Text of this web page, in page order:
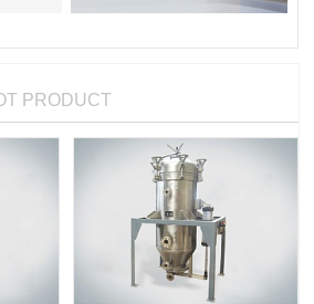
2022.06.01
PRODUCT